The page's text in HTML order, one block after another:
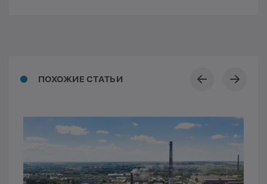
ПОХОЖИЕ СТАТЬИ